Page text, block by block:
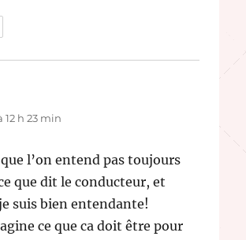
12 h 23 min
que l’on entend pas toujours
que dit le conducteur, et
suis bien entendante!
ce que ca doit être pour